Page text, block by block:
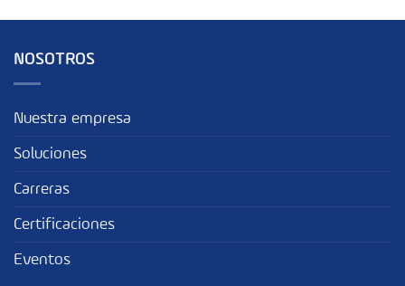
NOSOTROS
Nuestra empresa
Soluciones
Carreras
Certificaciones
Eventos